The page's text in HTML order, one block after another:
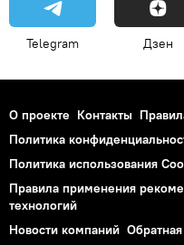
Telegram Дзен
О проекте Контакты
Политика
Политика использования
Правила применения
технологий
Новости компаний Обратная